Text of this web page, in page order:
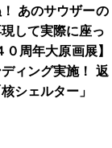
あのサウザーの
して実際に座っ
０周年大原画展】
ィング実施！ 返
シェルター」